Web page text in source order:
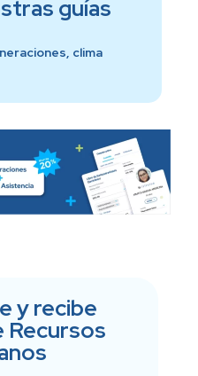
guías
clima
y recibe
Recursos